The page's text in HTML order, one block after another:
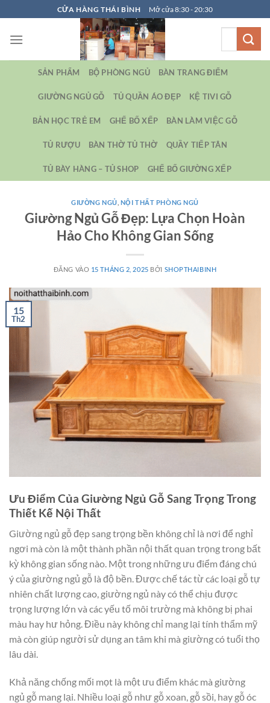
qua
nội
CỬA HÀNG THÁI BÌNH Mở cửa 8:30 - 20:30
SẢN PHẨM BỘ PHÒNG NGỦ BÀN TRANG ĐIỂM
GIƯỜNG NGỦ GỖ TỦ QUẦN ÁO ĐẸP KỆ TIVI GỖ
BẢN HỌC TRẺ EM GHẾ BỐ XẾP BÀN LÀM VIỆC GỖ
TỦ RƯỢU BÀN THỜ TỦ THỜ QUẦY TIẾP TÂN
TỦ BÀY HÀNG – TỦ SHOP GHẾ BỐ GIƯỜNG XẾP
GIƯỜNG NGỦ NỘI THẤT PHÒNG NGỦ
Giường Ngủ Gỗ Đẹp: Lựa Chọn Hoàn
Hảo Cho Không Gian Sống
ĐĂNG VÀO 15 THÁNG 2, 2025 BỞI SHOPTHAIBINH
15
Th2
Ưu Điểm Của Giường Ngủ Gỗ Sang Trọng Trong
Thiết Kế Nội Thất
Giường ngủ gỗ đẹp sang trọng bền không chỉ là nơi để nghỉ
ngơi mà còn là một thành phần nội thất quan trọng trong bất
kỳ không gian sống nào. Một trong những ưu điểm đáng chú
ý của giường ngủ gỗ là độ bền. Được chế tác từ các loại gỗ tự
nhiên chất lượng cao, giường ngủ này có thể chịu được
trọng lượng lớn và các yếu tố môi trường mà không bị phai
màu hay hư hỏng. Điều này không chỉ mang lại tính thẩm mỹ
mà còn giúp người sử dụng an tâm khi mà giường có tuổi thọ
lâu dài.
Khả năng chống mối mọt là một ưu điểm khác mà giường
ngủ gỗ mang lại. Nhiều loại gỗ như gỗ xoan, gỗ sồi, hay gỗ óc